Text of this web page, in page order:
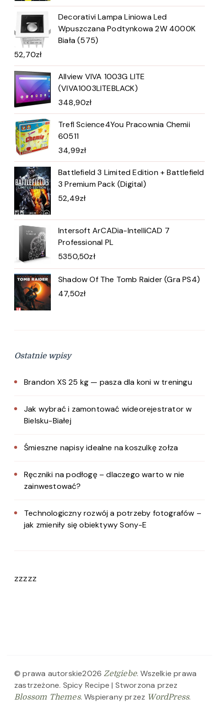
Decorativi Lampa Liniowa Led
Wpuszczana Podtynkowa 2W 4000K
Biała (575)
52,70zł
Allview VIVA 1003G LITE
(VIVA1003LITEBLACK)
348,90zł
Trefl Science4You Pracownia Chemii
60511
34,99zł
Battlefield 3 Limited Edition + Battlefield
3 Premium Pack (Digital)
52,49zł
Intersoft ArCADia-IntelliCAD 7
Professional PL
5350,50zł
Shadow Of The Tomb Raider (Gra PS4)
47,50zł
Ostatnie wpisy
Brandon XS 25 kg — pasza dla koni w treningu
Jak wybrać i zamontować wideorejestrator w
Bielsku-Białej
Śmieszne napisy idealne na koszulkę zołza
Ręczniki na podłogę – dlaczego warto w nie
zainwestować?
Technologiczny rozwój a potrzeby fotografów –
jak zmieniły się obiektywy Sony-E
zzzzz
© prawa autorskie2026Zetgiebe. Wszelkie prawa
zastrzeżone. Spicy Recipe | Stworzona przez
Blossom Themes. Wspierany przez WordPress.